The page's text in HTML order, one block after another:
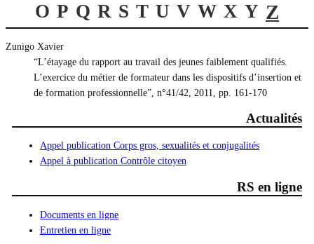
O P Q R S T U V W X Y Z
Zunigo Xavier
“L’étayage du rapport au travail des jeunes faiblement qualifiés.
L’exercice du métier de formateur dans les dispositifs d’insertion et
de formation professionnelle”, n°41/42, 2011, pp. 161-170
Actualités
Appel publication Corps gros, sexualités et conjugalités
Appel à publication Contrôle citoyen
RS en ligne
Documents en ligne
Entretien en ligne